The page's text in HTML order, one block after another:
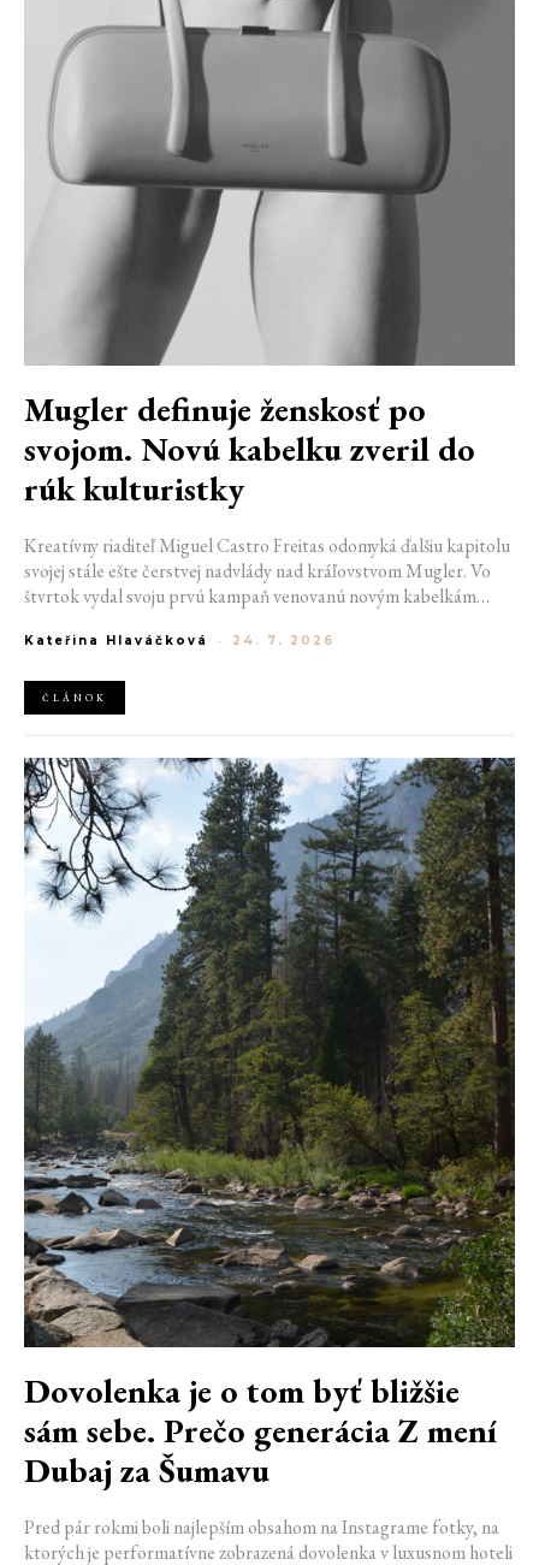
Mugler definuje ženskosť po
svojom. Novú kabelku zveril do
rúk kulturistky
Kreatívny riaditeľ Miguel Castro Freitas odomyká ďalšiu kapitolu
svojej stále ešte čerstvej nadvlády nad kráľovstvom Mugler. Vo
štvrtok vydal svoju prvú kampaň venovanú novým kabelkám
návrhár do módneho domu prišiel. Umne kombinuje výrazy
podobu ženskosti.
Kateřina Hlaváčková - 24. 7. 2026
ČLÁNOK
Dovolenka je o tom byť bližšie
sám sebe. Prečo generácia Z mení
Dubaj za Šumavu
Pred pár rokmi boli najlepším obsahom na Instagrame fotky, na
ktorých je performatívne zobrazená dovolenka v luxusnom hoteli